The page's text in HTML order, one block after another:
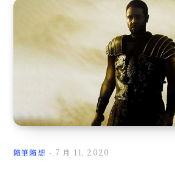
覽
隨筆隨想 7 月 11, 2020